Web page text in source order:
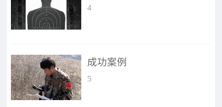
4
成功案例
5